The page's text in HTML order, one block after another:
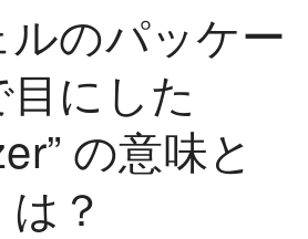
のパッケー
目にした
の意味と
は？